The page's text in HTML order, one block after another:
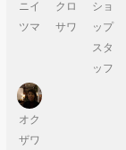
ニイ
ツマ
クロ
サワ
ショ
ップ
スタ
ッフ
オク
ザワ